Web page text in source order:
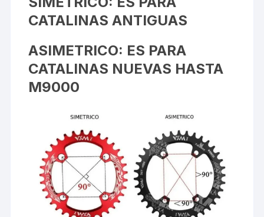
CATALINAS ANTIGUAS
ASIMETRICO: ES PARA
CATALINAS NUEVAS HASTA
M9000